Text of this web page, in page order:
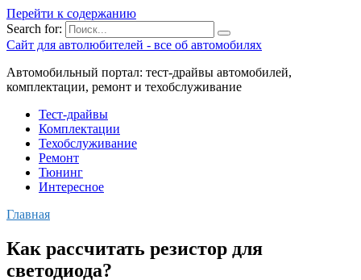
Перейти к содержанию
Search for:
Сайт для автолюбителей - все об автомобилях
Автомобильный портал: тест-драйвы автомобилей,
комплектации, ремонт и техобслуживание
Тест-драйвы
Комплектации
Техобслуживание
Ремонт
Тюнинг
Интересное
Главная
Как рассчитать резистор для
светодиода?